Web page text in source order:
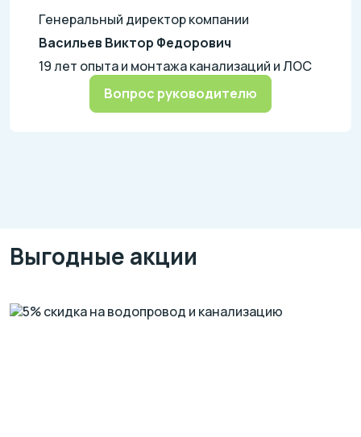
Генеральный директор компании
Васильев Виктор Федорович
19 лет опыта и монтажа канализаций и ЛОС
Вопрос руководителю
Выгодные акции